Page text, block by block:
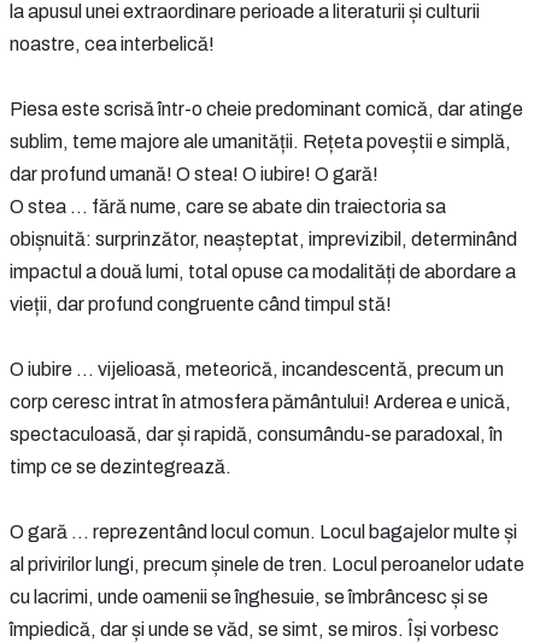
la apusul unei extraordinare perioade a literaturii și culturii
noastre, cea interbelică!
Piesa este scrisă într-o cheie predominant comică, dar atinge
sublim, teme majore ale umanității. Rețeta poveștii e simplă,
dar profund umană! O stea! O iubire! O gară!
O stea … fără nume, care se abate din traiectoria sa
obișnuită: surprinzător, neașteptat, imprevizibil, determinând
impactul a două lumi, total opuse ca modalități de abordare a
vieții, dar profund congruente când timpul stă!
O iubire ... vijelioasă, meteorică, incandescentă, precum un
corp ceresc intrat în atmosfera pământului! Arderea e unică,
spectaculoasă, dar și rapidă, consumându-se paradoxal, în
timp ce se dezintegrează.
O gară ... reprezentând locul comun. Locul bagajelor multe și
al privirilor lungi, precum șinele de tren. Locul peroanelor udate
cu lacrimi, unde oamenii se înghesuie, se îmbrâncesc și se
împiedică, dar și unde se văd, se simt, se miros. Își vorbesc